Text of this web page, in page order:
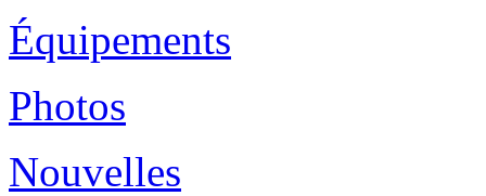
Équipements
Photos
Nouvelles